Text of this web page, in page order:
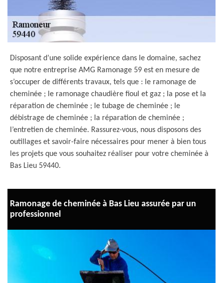
Disposant d’une solide expérience dans le domaine, sachez
que notre entreprise AMG Ramonage 59 est en mesure de
s’occuper de différents travaux, tels que : le ramonage de
cheminée ; le ramonage chaudière fioul et gaz ; la pose et la
réparation de cheminée ; le tubage de cheminée ; le
débistrage de cheminée ; la réparation de cheminée ;
l’entretien de cheminée. Rassurez-vous, nous disposons des
outillages et savoir-faire nécessaires pour mener à bien tous
les projets que vous souhaitez réaliser pour votre cheminée à
Bas Lieu 59440.
Ramonage de cheminée à Bas Lieu assurée par un
professionnel